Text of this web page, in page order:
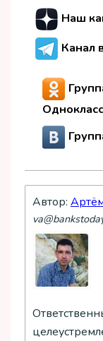
Наш
Канал
Автор: